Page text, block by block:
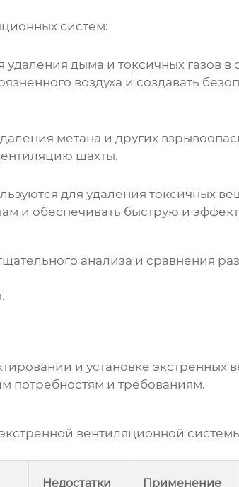
систем:
удаления дыма и токсичных газов
воздуха и создавать
метана и других
шахты.
для удаления токсичных
и обеспечивать быструю и
анализа и сравнения
и установке экстренных
потребностям и требованиям.
вентиляционной
Недостатки Применение